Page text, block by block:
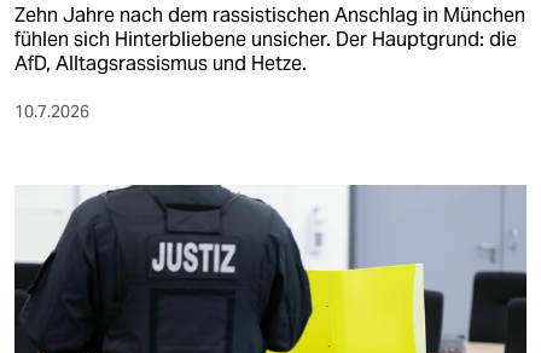
Zehn Jahre nach dem rassistischen Anschlag in München
fühlen sich Hinterbliebene unsicher. Der Hauptgrund: die
AfD, Alltagsrassismus und Hetze.
10.7.2026